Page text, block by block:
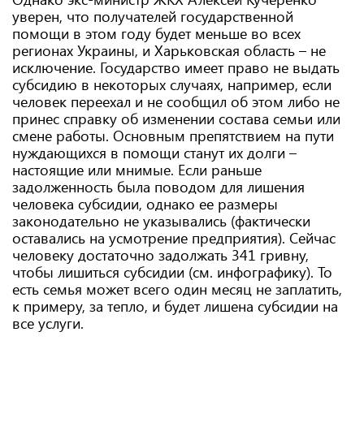
уверен, что получателей государственной
помощи в этом году будет меньше во всех
регионах Украины, и Харьковская область – не
исключение. Государство имеет право не выдать
субсидию в некоторых случаях, например, если
человек переехал и не сообщил об этом либо не
принес справку об изменении состава семьи или
смене работы. Основным препятствием на пути
нуждающихся в помощи станут их долги –
настоящие или мнимые. Если раньше
задолженность была поводом для лишения
человека субсидии, однако ее размеры
законодательно не указывались (фактически
оставались на усмотрение предприятия). Сейчас
человеку достаточно задолжать 341 гривну,
чтобы лишиться субсидии (см. инфографику). То
есть семья может всего один месяц не заплатить,
к примеру, за тепло, и будет лишена субсидии на
все услуги.